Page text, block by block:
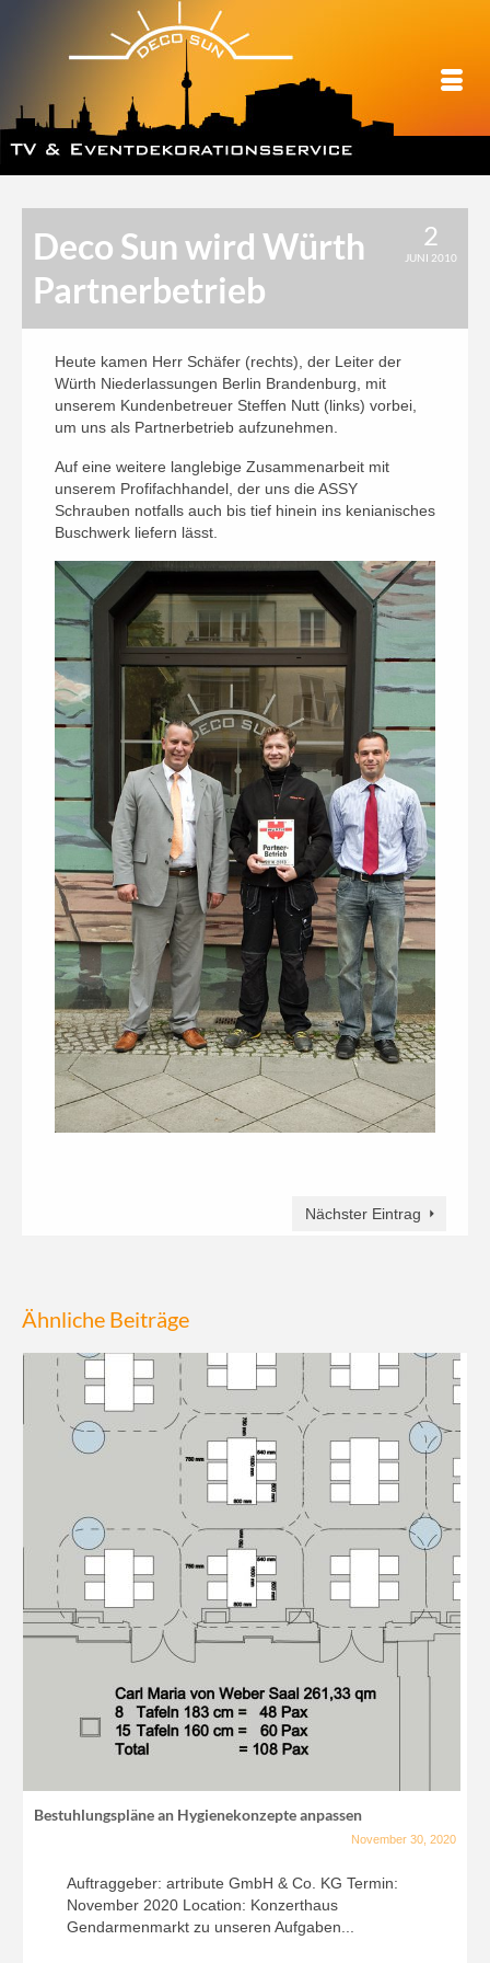
2
JUNI 2010
Deco Sun wird Würth
Partnerbetrieb
Heute kamen Herr Schäfer (rechts), der Leiter der
Würth Niederlassungen Berlin Brandenburg, mit
unserem Kundenbetreuer Steffen Nutt (links) vorbei,
um uns als Partnerbetrieb aufzunehmen.
Auf eine weitere langlebige Zusammenarbeit mit
unserem Profifachhandel, der uns die ASSY
Schrauben notfalls auch bis tief hinein ins kenianisches
Buschwerk liefern lässt.
Nächster Eintrag
Ähnliche Beiträge
Bestuhlungspläne an Hygienekonzepte anpassen
November 30, 2020
Auftraggeber: artribute GmbH & Co. KG Termin:
November 2020 Location: Konzerthaus
Gendarmenmarkt zu unseren Aufgaben...